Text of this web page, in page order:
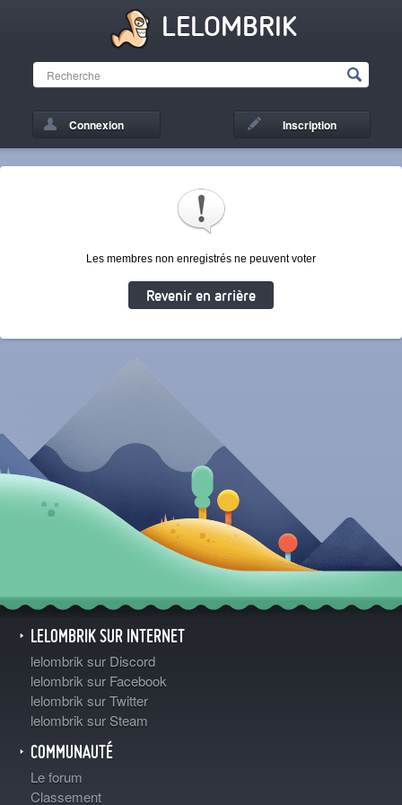
LELOMBRIK
Connexion Inscription
Les membres non enregistrés ne peuvent voter
Revenir en arrière
LELOMBRIK SUR INTERNET
lelombrik sur Discord
lelombrik sur Facebook
lelombrik sur Twitter
lelombrik sur Steam
COMMUNAUTÉ
Le forum
Classement